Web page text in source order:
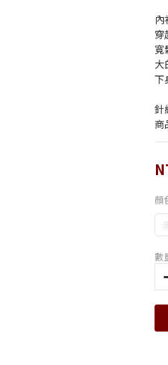
穿
寬
大
下
針
商
顏
數